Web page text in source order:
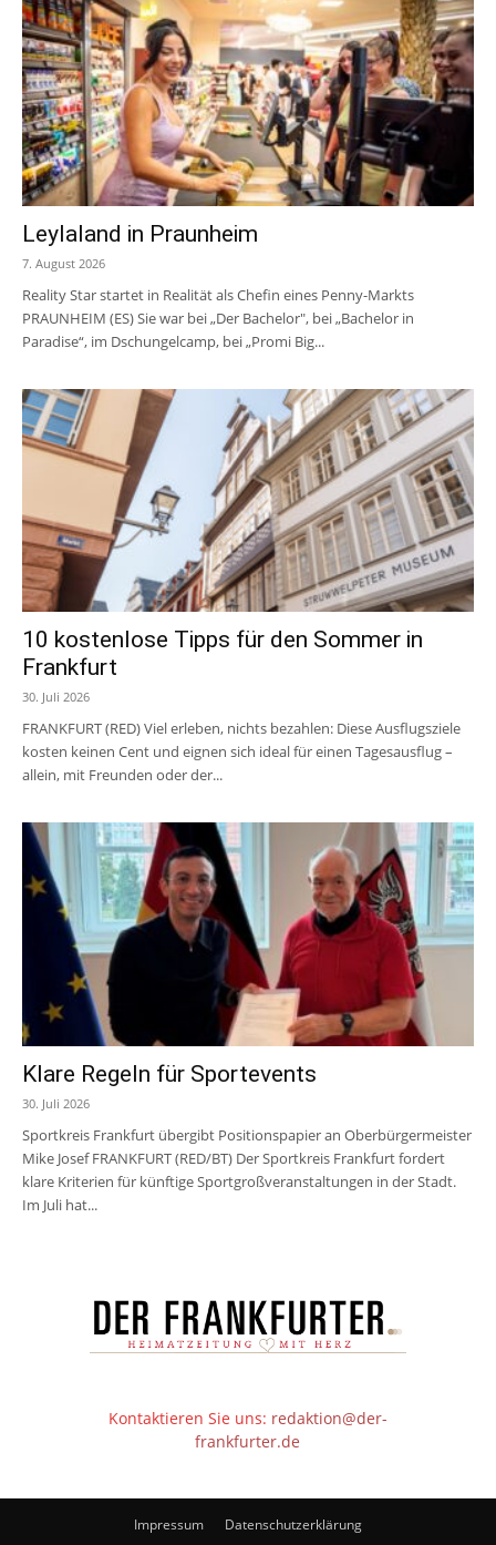
Leylaland in Praunheim
7. August 2026
Reality Star startet in Realität als Chefin eines Penny-Markts
PRAUNHEIM (ES) Sie war bei „Der Bachelor", bei „Bachelor in
Paradise“, im Dschungelcamp, bei „Promi Big...
10 kostenlose Tipps für den Sommer in
Frankfurt
30. Juli 2026
FRANKFURT (RED) Viel erleben, nichts bezahlen: Diese Ausflugsziele
kosten keinen Cent und eignen sich ideal für einen Tagesausflug –
allein, mit Freunden oder der...
Klare Regeln für Sportevents
30. Juli 2026
Sportkreis Frankfurt übergibt Positionspapier an Oberbürgermeister
Mike Josef FRANKFURT (RED/BT) Der Sportkreis Frankfurt fordert
klare Kriterien für künftige Sportgroßveranstaltungen in der Stadt.
Im Juli hat...
Kontaktieren Sie uns: redaktion@der-
frankfurter.de
Impressum Datenschutzerklärung